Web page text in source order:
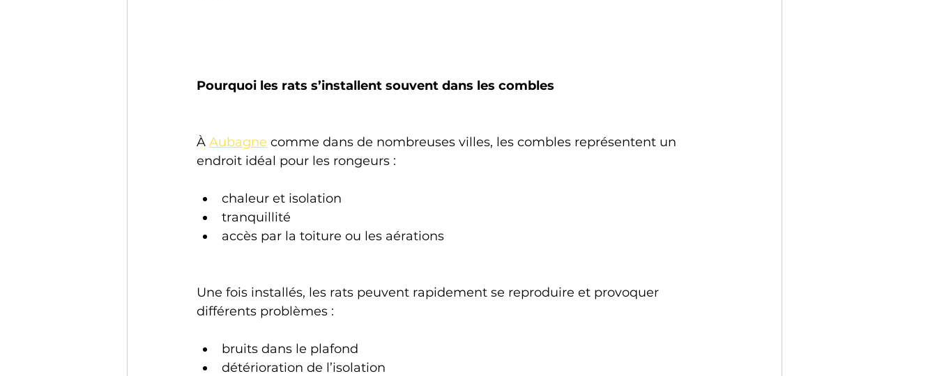
Pourquoi les rats s’installent souvent dans les combles
À Aubagne comme dans de nombreuses villes, les combles représentent un
endroit idéal pour les rongeurs :
chaleur et isolation
tranquillité
accès par la toiture ou les aérations
Une fois installés, les rats peuvent rapidement se reproduire et provoquer
différents problèmes :
bruits dans le plafond
détérioration de l’isolation